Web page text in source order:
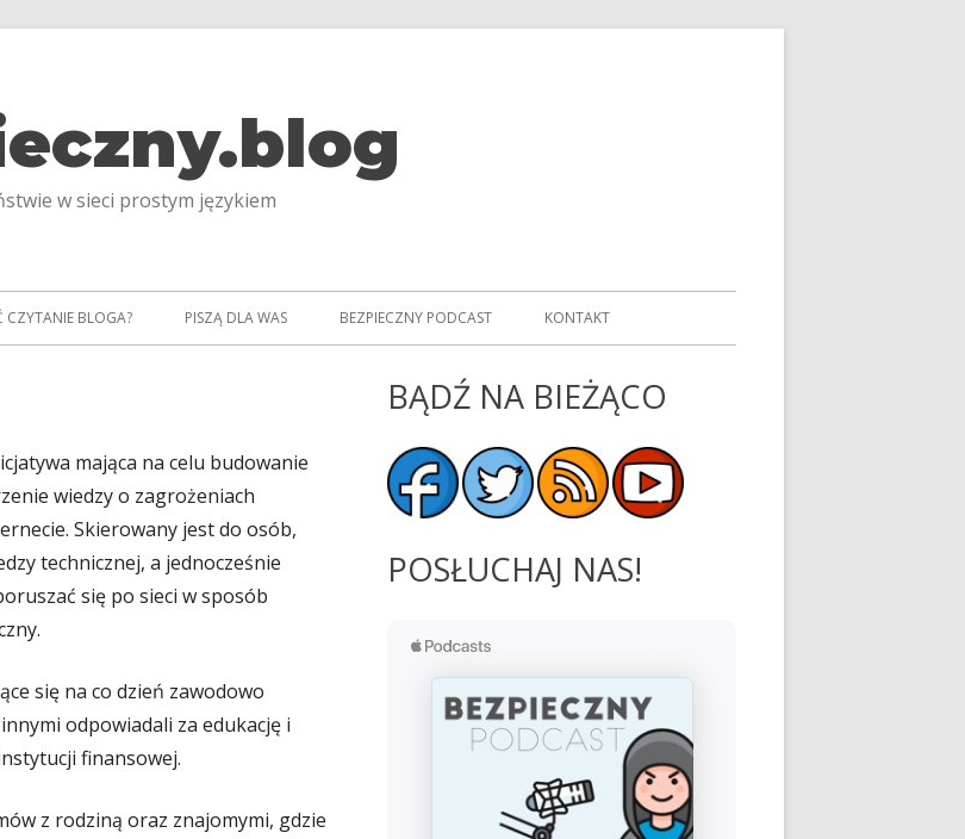
w sieci prostym językiem
BLOGA? PISZĄ DLA WAS BEZPIECZNY PODCAST KONTAKT
mająca na celu budowanie
wiedzy o zagrożeniach
Skierowany jest do osób,
technicznej, a jednocześnie
się po sieci w sposób
się na co dzień zawodowo
odpowiadali za edukację i
finansowej.
z rodziną oraz znajomymi, gdzie
Główny
panel
boczny
BĄDŹ NA BIEŻĄCO
POSŁUCHAJ NAS!